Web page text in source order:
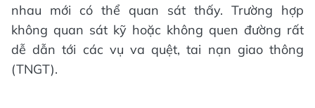
nhau mới có thể quan sát thấy. Trường hợp
không quan sát kỹ hoặc không quen đường rất
dễ dẫn tới các vụ va quệt, tai nạn giao thông
(TNGT).